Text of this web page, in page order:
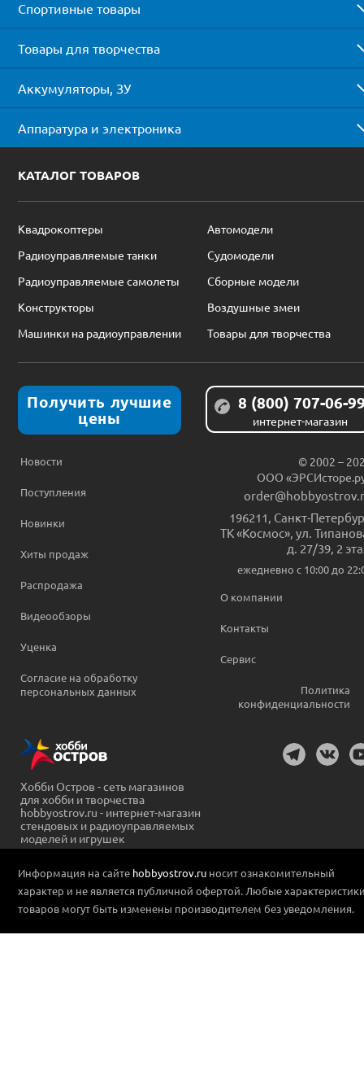
Спортивные товары
Товары для творчества
Аккумуляторы, ЗУ
Аппаратура и электроника
КАТАЛОГ ТОВАРОВ
Квадрокоптеры
Автомодели
Радиоуправляемые танки
Судомодели
Радиоуправляемые самолеты
Сборные модели
Конструкторы
Воздушные змеи
Машинки на радиоуправлении
Товары для творчества
Получить лучшие
цены
8 (800) 707-06-
интернет-магазин
Новости
Поступления
Новинки
Хиты продаж
Распродажа
Видеообзоры
Уценка
Согласие на обработку
персональных данных
© 2002 –
ООО
196211, Санкт-
ТК «Космос», ул.
д. 27/39, 2
ежедневно c 10:00 до
О компании
Контакты
Сервис
Политика
конфиденциальности
Хобби Остров - сеть магазинов
для хобби и творчества
hobbyostrov.ru - интернет-магазин
стендовых и радиоуправляемых
моделей и игрушек
Информация на сайте hobbyostrov.ru носит ознакомительный
характер и не является публичной офертой. Любые
товаров могут быть изменены производителем без уведомления.